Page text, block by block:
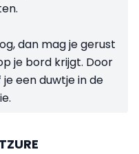
dan mag je gerust
je bord krijgt. Door
een duwtje in de